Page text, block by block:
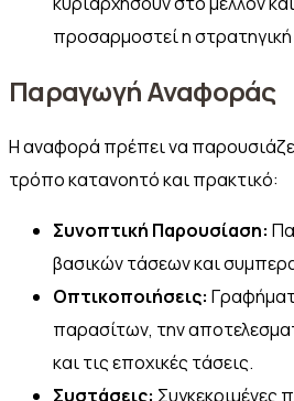
προσαρμοστεί η στρατηγική
Παραγωγή Αναφοράς
Η αναφορά πρέπει να
τρόπο κατανοητό και πρακτικό:
Συνοπτική Παρουσίαση:
βασικών τάσεων και
Οπτικοποιήσεις:
παρασίτων, την
και τις εποχικές τάσεις.
Συστάσεις: Συγκεκριμένες